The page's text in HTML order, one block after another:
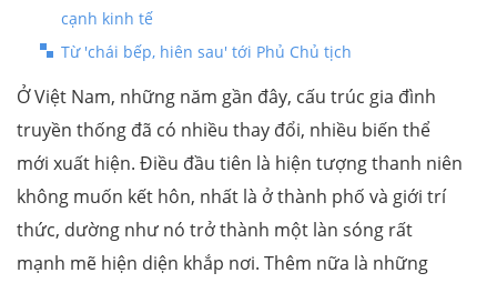
cạnh kinh tế
Từ 'chái bếp, hiên sau' tới Phủ Chủ tịch
Ở Việt Nam, những năm gần đây, cấu trúc gia đình
truyền thống đã có nhiều thay đổi, nhiều biến thể
mới xuất hiện. Điều đầu tiên là hiện tượng thanh niên
không muốn kết hôn, nhất là ở thành phố và giới trí
thức, dường như nó trở thành một làn sóng rất
mạnh mẽ hiện diện khắp nơi. Thêm nữa là những